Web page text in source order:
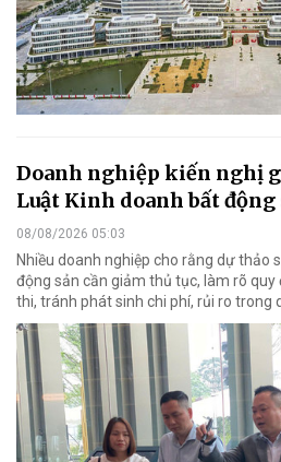
Doanh nghiệp kiến nghị
Luật Kinh doanh bất động
08/08/2026 05:03
Nhiều doanh nghiệp cho rằng dự thảo
động sản cần giảm thủ tục, làm rõ
thi, tránh phát sinh chi phí, rủi ro trong